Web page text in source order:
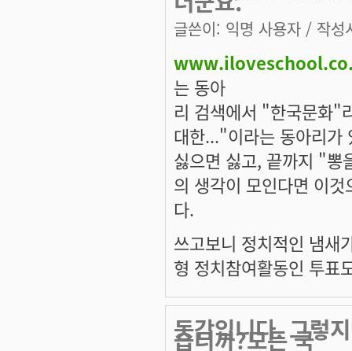
글쓴이: 익명 사용자 / 작성
는 동아
리 검색에서 "한국문화"
대한..."이라는 동아리가
싫으면 싫고, 끝까지 "뽕
의 생각이 모인다면 이
다.
쓰고보니 정치적인 냄새
형 정치참여활동인 투표
동감입니다. 그렇
습니까?모든 국